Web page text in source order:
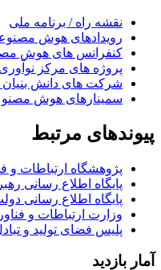
نقشه راه / برنامه ملی
رویدادهای هوش
کنفرانس های هوش
پروژه های مرکز
شرکت های دانش بنیان
سمینارهای هوش
پیوندهای مرتبط
پژوهشگاه ارتباطات و
پایگاه اطلاع رسانی
پایگاه اطلاع رسانی
وزارت ارتباطات و
پلیس فضای تولید و
آمار بازدید